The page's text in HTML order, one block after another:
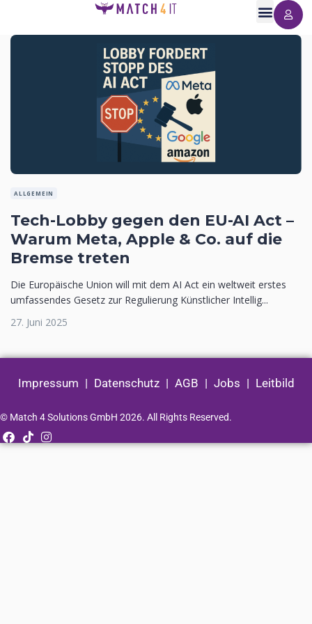
ALLGEMEIN
Tech-Lobby gegen den EU-AI Act –
Warum Meta, Apple & Co. auf die
Bremse treten
Die Europäische Union will mit dem AI Act ein weltweit erstes
umfassendes Gesetz zur Regulierung Künstlicher Intellig...
27. Juni 2025
Impressum | Datenschutz| AGB | Jobs | Leitbild
© Match 4 Solutions GmbH 2026. All Rights Reserved.